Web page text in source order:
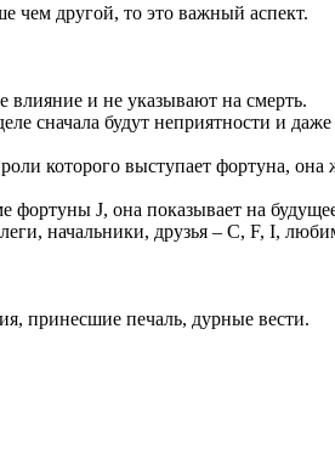
чем другой, то это важный аспект.
и не указывают на смерть.
сначала будут неприятности и
которого выступает фортуна,
J, она показывает на
начальники, друзья – C, F, I,
принесшие печаль, дурные вести.